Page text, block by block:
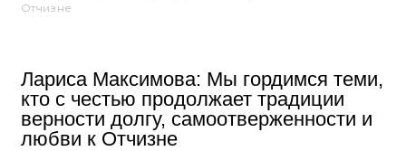
Отчизне
Лариса Максимова: Мы гордимся теми,
кто с честью продолжает традиции
верности долгу, самоотверженности и
любви к Отчизне